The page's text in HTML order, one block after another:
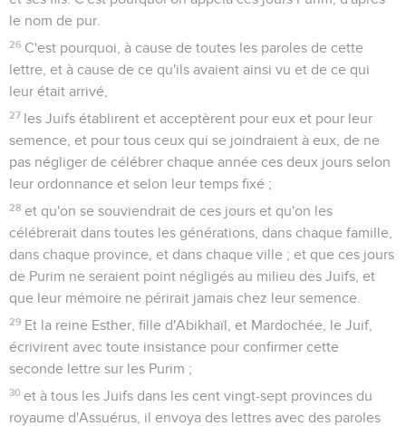
le nom de pur.
26 C'est pourquoi, à cause de toutes les paroles de cette
lettre, et à cause de ce qu'ils avaient ainsi vu et de ce qui
leur était arrivé,
27 les Juifs établirent et acceptèrent pour eux et pour leur
semence, et pour tous ceux qui se joindraient à eux, de ne
pas négliger de célébrer chaque année ces deux jours selon
leur ordonnance et selon leur temps fixé ;
28 et qu'on se souviendrait de ces jours et qu'on les
célébrerait dans toutes les générations, dans chaque famille,
dans chaque province, et dans chaque ville ; et que ces jours
de Purim ne seraient point négligés au milieu des Juifs, et
que leur mémoire ne périrait jamais chez leur semence.
29 Et la reine Esther, fille d'Abikhaïl, et Mardochée, le Juif,
écrivirent avec toute insistance pour confirmer cette
seconde lettre sur les Purim ;
30 et à tous les Juifs dans les cent vingt-sept provinces du
royaume d'Assuérus, il envoya des lettres avec des paroles